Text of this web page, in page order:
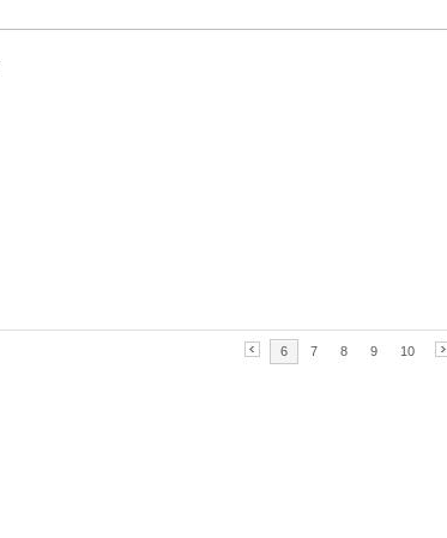
6 7 8 9 10